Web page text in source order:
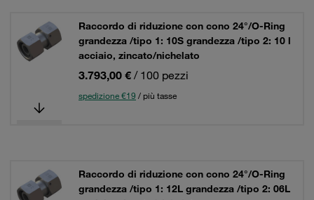
Raccordo di riduzione con cono 24°/O-Ring
grandezza /tipo 1: 10S grandezza /tipo 2: 10 l
acciaio, zincato/nichelato
3.793,00 € / 100 pezzi
spedizione €19 / più tasse
Raccordo di riduzione con cono 24°/O-Ring
grandezza /tipo 1: 12L grandezza /tipo 2: 06L